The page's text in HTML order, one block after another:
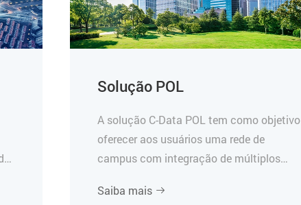
Solução POL
A solução C-Data POL tem como objetivo
oferecer aos usuários uma rede de
campus com integração de múltiplos
manutenção conveniente.
Saiba mais 